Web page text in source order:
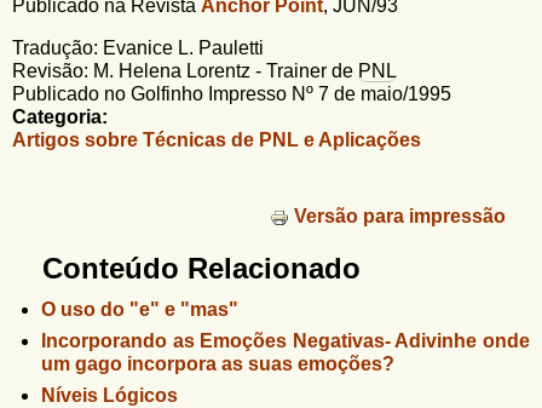
Publicado na Revista Anchor Point, JUN/93
Tradução: Evanice L. Pauletti
Revisão: M. Helena Lorentz - Trainer de PNL
Publicado no Golfinho Impresso Nº 7 de maio/1995
Categoria:
Artigos sobre Técnicas de PNL e Aplicações
Versão para impressão
Conteúdo Relacionado
O uso do "e" e "mas"
Incorporando as Emoções Negativas- Adivinhe onde
um gago incorpora as suas emoções?
Níveis Lógicos